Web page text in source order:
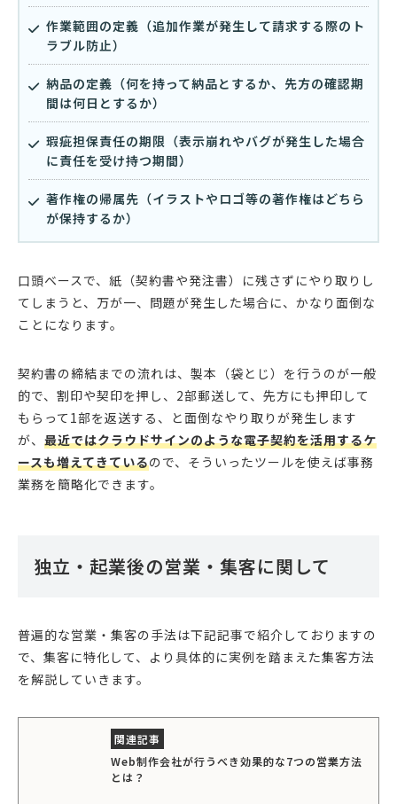
作業範囲の定義（追加作業が発生して請求する際のト
ラブル防止）
納品の定義（何を持って納品とするか、先方の確認期
間は何日とするか）
瑕疵担保責任の期限（表示崩れやバグが発生した場合
に責任を受け持つ期間）
著作権の帰属先（イラストやロゴ等の著作権はどちら
が保持するか）
口頭ベースで、紙（契約書や発注書）に残さずにやり取りし
てしまうと、万が一、問題が発生した場合に、かなり面倒な
ことになります。
契約書の締結までの流れは、製本（袋とじ）を行うのが一般
的で、割印や契印を押し、2部郵送して、先方にも押印して
もらって1部を返送する、と面倒なやり取りが発生します
が、 最近ではクラウドサインのような電子契約を活用するケ
ースも増えてきているので、そういったツールを使えば事務
業務を簡略化できます。
独立・起業後の営業・集客に関して
普遍的な営業・集客の手法は下記記事で紹介しておりますの
で、集客に特化して、より具体的に実例を踏まえた集客方法
を解説していきます。
Web制作会社が行うべき効果的な7つの営業方法
とは？